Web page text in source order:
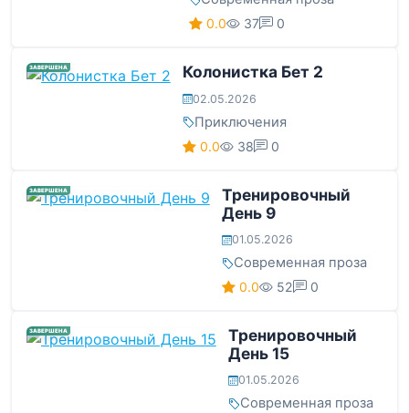
0.0 37 0
ЗАВЕРШЕНА Колонистка Бет 2
02.05.2026
Приключения
0.0 38 0
ЗАВЕРШЕНА
Тренировочный
День 9
01.05.2026
Современная проза
0.0 52 0
ЗАВЕРШЕНА
Тренировочный
День 15
01.05.2026
Современная проза